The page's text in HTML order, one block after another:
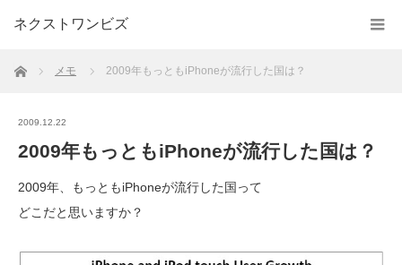
ネクストワンビズ
ホーム メモ 2009年もっともiPhoneが流行した国は？
2009.12.22
2009年もっともiPhoneが流行した国は？
2009年、もっともiPhoneが流行した国って
どこだと思いますか？